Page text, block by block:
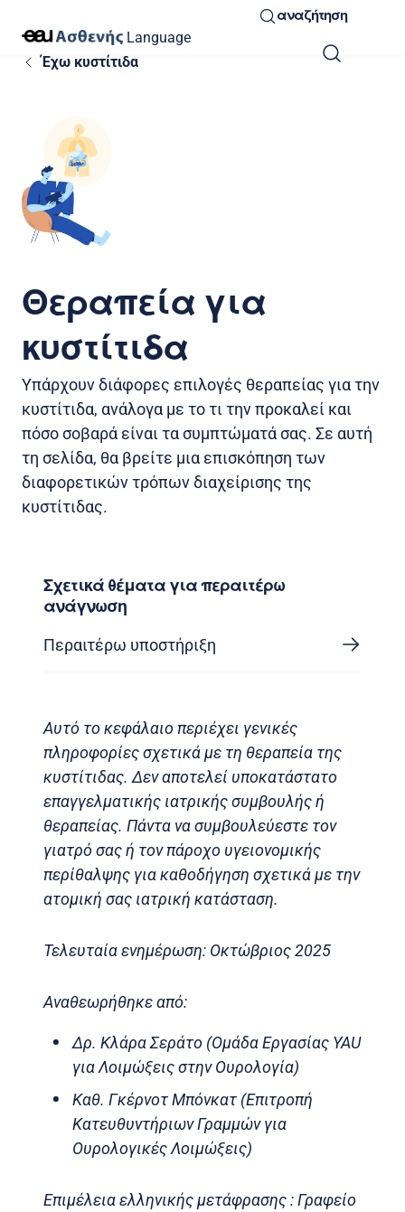
Language
αναζήτηση
Έχω κυστίτιδα
Θεραπεία για
κυστίτιδα
Υπάρχουν διάφορες επιλογές θεραπείας για την
κυστίτιδα, ανάλογα με το τι την προκαλεί και
πόσο σοβαρά είναι τα συμπτώματά σας. Σε αυτή
τη σελίδα, θα βρείτε μια επισκόπηση των
διαφορετικών τρόπων διαχείρισης της
κυστίτιδας.
Σχετικά θέματα για περαιτέρω
ανάγνωση
Περαιτέρω υποστήριξη
Αυτό το κεφάλαιο περιέχει γενικές
πληροφορίες σχετικά με τη θεραπεία της
κυστίτιδας. Δεν αποτελεί υποκατάστατο
επαγγελματικής ιατρικής συμβουλής ή
θεραπείας. Πάντα να συμβουλεύεστε τον
γιατρό σας ή τον πάροχο υγειονομικής
περίθαλψης για καθοδήγηση σχετικά με την
ατομική σας ιατρική κατάσταση.
Τελευταία ενημέρωση: Οκτώβριος 2025
Αναθεωρήθηκε από:
Δρ. Κλάρα Σεράτο (Ομάδα Εργασίας YAU
για Λοιμώξεις στην Ουρολογία)
Καθ. Γκέρνοτ Μπόνκατ (Επιτροπή
Κατευθυντήριων Γραμμών για
Ουρολογικές Λοιμώξεις)
Επιμέλεια ελληνικής μετάφρασης : Γραφείο